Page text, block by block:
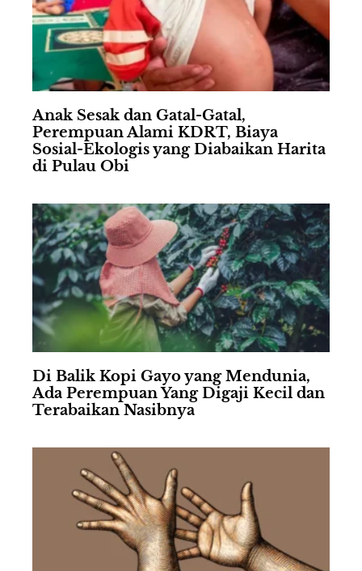
Anak Sesak dan Gatal-Gatal,
Perempuan Alami KDRT, Biaya
Sosial-Ekologis yang Diabaikan Harita
di Pulau Obi
Di Balik Kopi Gayo yang Mendunia,
Ada Perempuan Yang Digaji Kecil dan
Terabaikan Nasibnya